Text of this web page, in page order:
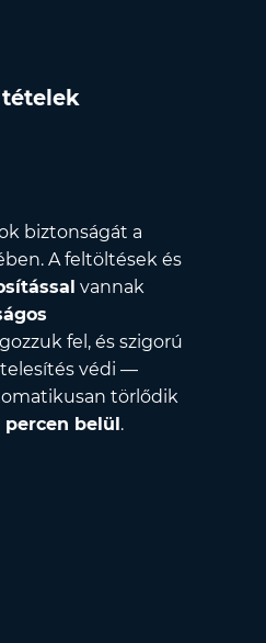
biztonságát a
A feltöltések és
vannak
fel, és szigorú
védi —
törlődik
percen belül.